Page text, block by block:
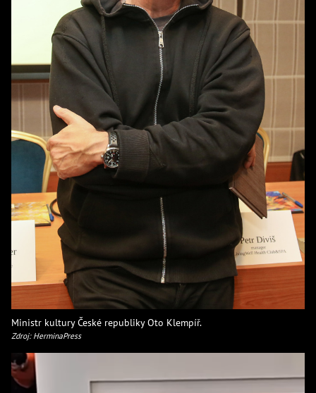
Ministr kultury České republiky Oto Klempíř.
Zdroj: HerminaPress